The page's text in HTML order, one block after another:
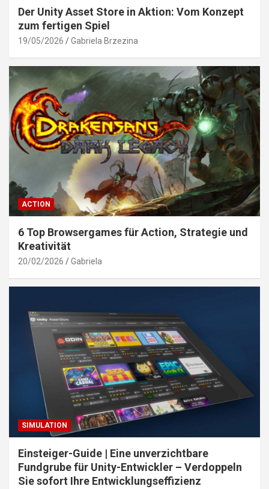
Der Unity Asset Store in Aktion: Vom Konzept
zum fertigen Spiel
19/05/2026 Gabriela Brzezina
ACTION
6 Top Browsergames für Action, Strategie und
Kreativität
20/02/2026 Gabriela
SIMULATION
Einsteiger-Guide | Eine unverzichtbare
Fundgrube für Unity-Entwickler – Verdoppeln
Sie sofort Ihre Entwicklungseffizienz